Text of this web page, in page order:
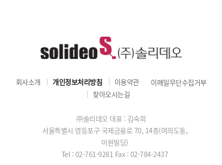
회사소개 개인정보처리방침 이용약관
이메일무단수집거부
찾아오시는길
㈜솔리데오 대표 : 김숙희
서울특별시 영등포구 국제금융로 70, 14층(여의도동,
미원빌딩)
Tel : 02-761-9281 Fax : 02-784-2437